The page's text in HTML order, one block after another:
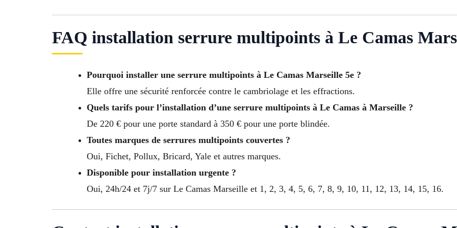
FAQ installation serrure multipoints à Le Camas
Pourquoi installer une serrure multipoints à Le Camas Marseille 5e ?
Elle offre une sécurité renforcée contre le cambriolage et les effractions.
Quels tarifs pour l’installation d’une serrure multipoints à Le Camas à Marseille ?
De 220 € pour une porte standard à 350 € pour une porte blindée.
Toutes marques de serrures multipoints couvertes ?
Oui, Fichet, Pollux, Bricard, Yale et autres marques.
Disponible pour installation urgente ?
Oui, 24h/24 et 7j/7 sur Le Camas Marseille et 1, 2, 3, 4, 5, 6, 7, 8, 9, 10, 11, 12, 13, 14, 15, 16.